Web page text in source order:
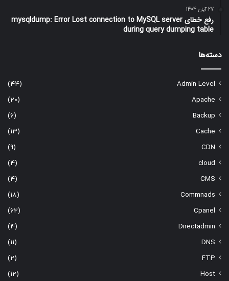
27 آبان 1404
رفع خطای mysqldump: Error Lost connection to MySQL server
during query dumping table
دسته‌ها
Admin Level
(44)
Apache
(20)
Backup
(6)
Cache
(13)
CDN
(9)
cloud
(4)
CMS
(4)
Commnads
(18)
Cpanel
(62)
Directadmin
(4)
DNS
(11)
FTP
(2)
Host
(12)